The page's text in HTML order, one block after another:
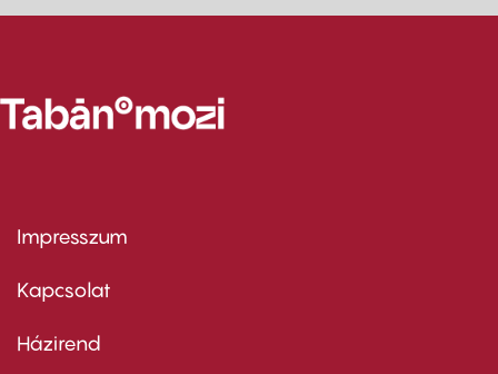
Footer
first
Impresszum
Kapcsolat
Footer
Házirend